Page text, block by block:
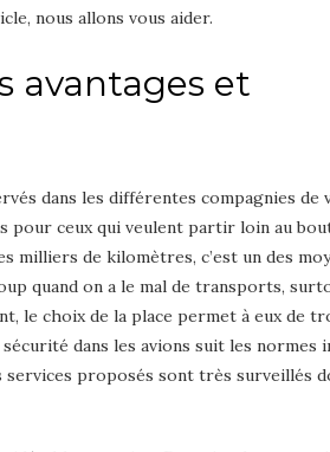
nous allons vous aider.
avantages et
dans les différentes compagnies de
pour ceux qui veulent partir loin au
milliers de kilomètres, c’est un des
quand on a le mal de transports,
le choix de la place permet à eux de
dans les avions suit les normes
proposés sont très surveillés